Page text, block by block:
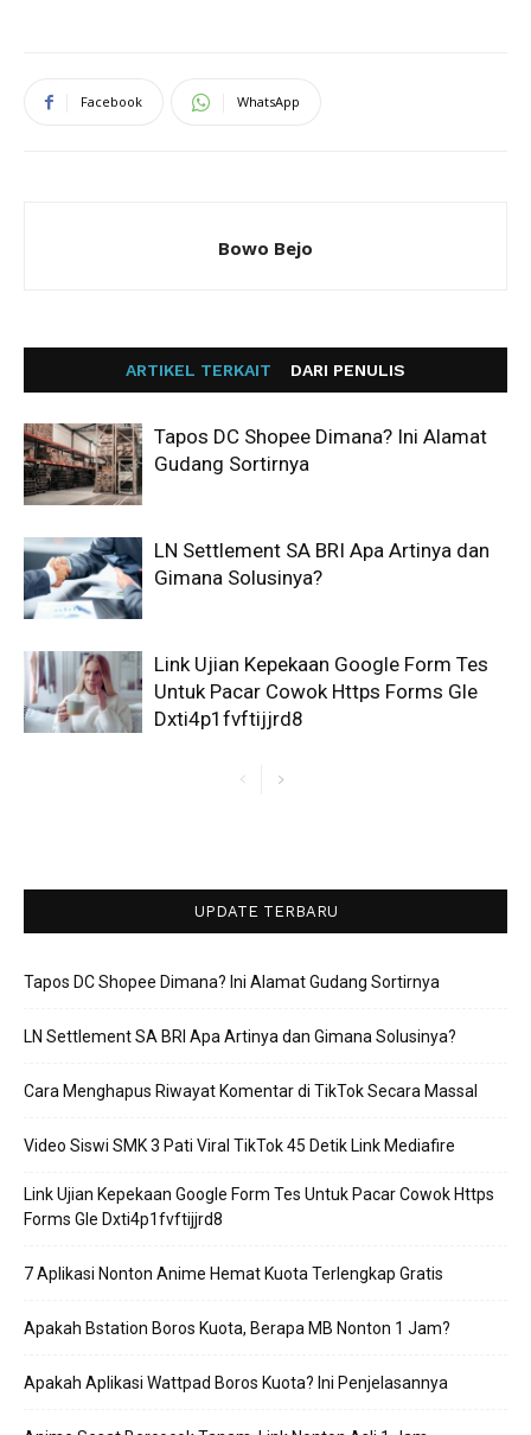
Facebook WhatsApp
Bowo Bejo
ARTIKEL TERKAIT DARI PENULIS
Tapos DC Shopee Dimana? Ini Alamat
Gudang Sortirnya
LN Settlement SA BRI Apa Artinya dan
Gimana Solusinya?
Link Ujian Kepekaan Google Form Tes
Untuk Pacar Cowok Https Forms Gle
Dxti4p1fvftijjrd8
UPDATE TERBARU
Tapos DC Shopee Dimana? Ini Alamat Gudang Sortirnya
LN Settlement SA BRI Apa Artinya dan Gimana Solusinya?
Cara Menghapus Riwayat Komentar di TikTok Secara Massal
Video Siswi SMK 3 Pati Viral TikTok 45 Detik Link Mediafire
Link Ujian Kepekaan Google Form Tes Untuk Pacar Cowok Https
Forms Gle Dxti4p1fvftijjrd8
7 Aplikasi Nonton Anime Hemat Kuota Terlengkap Gratis
Apakah Bstation Boros Kuota, Berapa MB Nonton 1 Jam?
Apakah Aplikasi Wattpad Boros Kuota? Ini Penjelasannya